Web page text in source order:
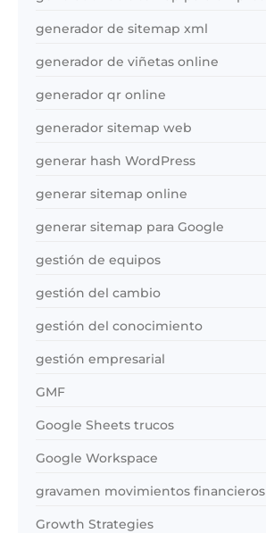
generador de sitemap xml
generador de viñetas online
generador qr online
generador sitemap web
generar hash WordPress
generar sitemap online
generar sitemap para Google
gestión de equipos
gestión del cambio
gestión del conocimiento
gestión empresarial
GMF
Google Sheets trucos
Google Workspace
gravamen movimientos financieros
Growth Strategies